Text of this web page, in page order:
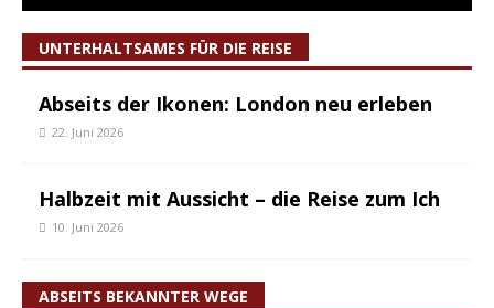
UNTERHALTSAMES FÜR DIE REISE
Abseits der Ikonen: London neu erleben
22. Juni 2026
Halbzeit mit Aussicht – die Reise zum Ich
10. Juni 2026
ABSEITS BEKANNTER WEGE